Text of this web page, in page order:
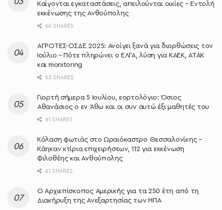
Καίγονται εγκαταστάσεις, απειλούνται οικίες – Εντολή
εκκένωσης της Ανθούπολης
66 SHARES
ΑΓΡΟΤΕΣ-ΟΣΔΕ 2025: Ανοίγει ξανά για διορθώσεις τον
Ιούλιο – Πότε πληρώνει ο ΕΛΓΑ, λύση για ΚΑΕΚ, ΑΤΑΚ
και monitoring
63 SHARES
Γιορτή σήμερα 5 Ιουλίου, εορτολόγιο: Όσιος
Αθανάσιος ο εν Άθω και οι συν αυτώ έξι μαθητές του
61 SHARES
Κόλαση φωτιάς στο Ωραιόκαστρο Θεσσαλονίκης –
Κάηκαν κτίρια επιχειρήσεων, 112 για εκκένωση
Φιλοθέης και Ανθούπολης
61 SHARES
O Αρχιεπίσκοπος Αμερικής για τα 250 έτη από τη
Διακήρυξη της Ανεξαρτησίας των ΗΠΑ